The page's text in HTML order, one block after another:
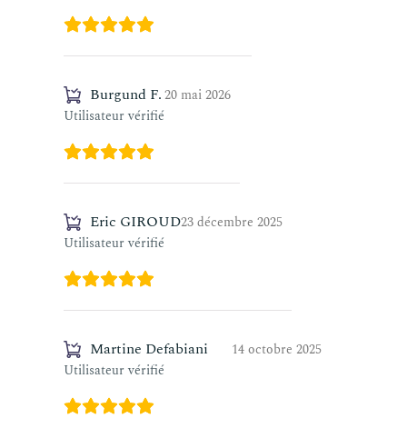
Burgund F.
Utilisateur vérifié
20 mai 2026
Eric GIROUD
Utilisateur vérifié
23 décembre 2025
Martine Defabiani
Utilisateur vérifié
14 octobre 2025